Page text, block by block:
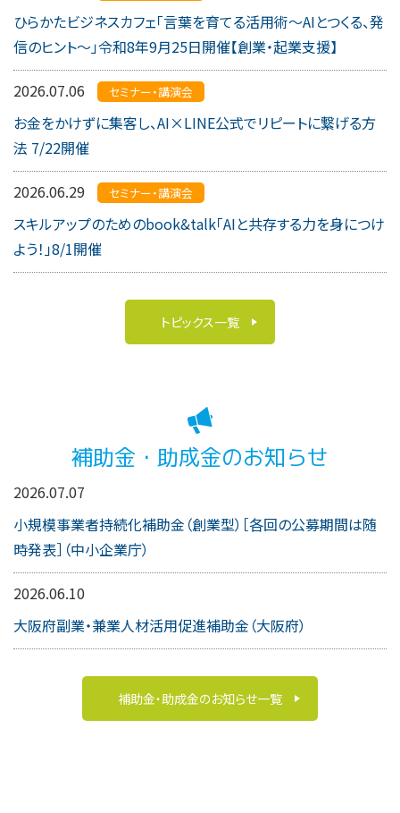
ひらかたビジネスカフェ「言葉を育てる活用術〜AIとつくる、発
信のヒント〜」令和8年9月25日開催【創業・起業支援】
2026.07.06 セミナー・講演会
お金をかけずに集客し、AI×LINE公式でリピートに繋げる方
法 7/22開催
2026.06.29 セミナー・講演会
スキルアップのためのbook&talk「AIと共存する力を身につけ
よう！」8/1開催
トピックス一覧
補助金・助成金のお知らせ
2026.07.07
小規模事業者持続化補助金（創業型）［各回の公募期間は随
時発表］（中小企業庁）
2026.06.10
大阪府副業・兼業人材活用促進補助金（大阪府）
補助金・助成金のお知らせ一覧